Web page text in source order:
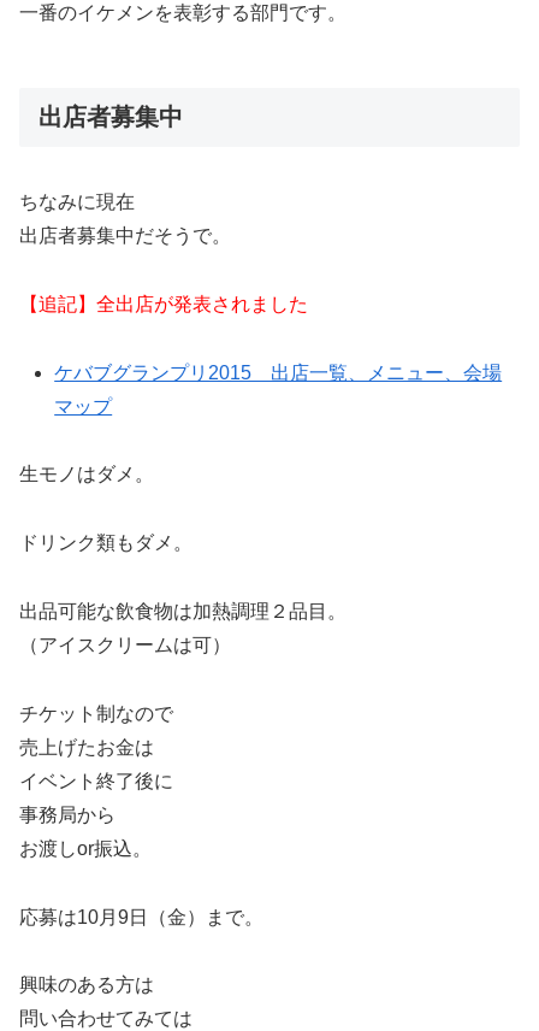
一番のイケメンを表彰する部門です。
出店者募集中
ちなみに現在
出店者募集中だそうで。
【追記】全出店が発表されました
ケバブグランプリ2015 出店一覧、メニュー、会場
マップ
生モノはダメ。
ドリンク類もダメ。
出品可能な飲食物は加熱調理２品目。
（アイスクリームは可）
チケット制なので
売上げたお金は
イベント終了後に
事務局から
お渡しor振込。
応募は10月9日（金）まで。
興味のある方は
問い合わせてみては